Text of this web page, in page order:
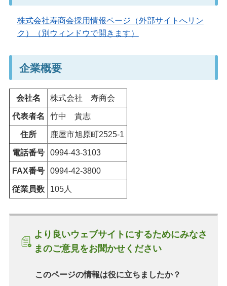
株式会社寿商会採用情報ページ（外部サイトへリン
ク）（別ウィンドウで開きます）
企業概要
会社名 株式会社 寿商会
代表者名 竹中 貴志
住所 鹿屋市旭原町2525-1
電話番号 0994-43-3103
FAX番号 0994-42-3800
従業員数 105人
より良いウェブサイトにするためにみなさ
まのご意見をお聞かせください
このページの情報は役に立ちましたか？